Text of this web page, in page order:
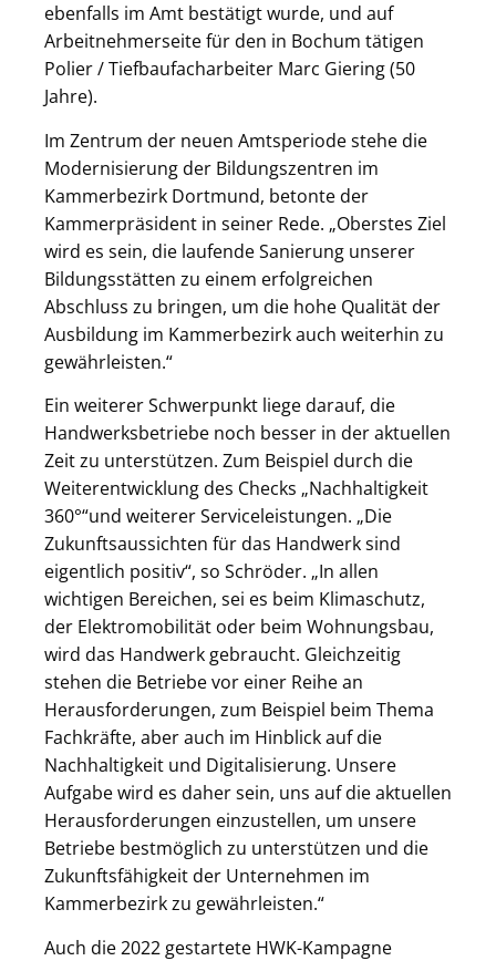
ebenfalls im Amt bestätigt wurde, und auf
Arbeitnehmerseite für den in Bochum tätigen
Polier / Tiefbaufacharbeiter Marc Giering (50
Jahre).
Im Zentrum der neuen Amtsperiode stehe die
Modernisierung der Bildungszentren im
Kammerbezirk Dortmund, betonte der
Kammerpräsident in seiner Rede. „Oberstes Ziel
wird es sein, die laufende Sanierung unserer
Bildungsstätten zu einem erfolgreichen
Abschluss zu bringen, um die hohe Qualität der
Ausbildung im Kammerbezirk auch weiterhin zu
gewährleisten.“
Ein weiterer Schwerpunkt liege darauf, die
Handwerksbetriebe noch besser in der aktuellen
Zeit zu unterstützen. Zum Beispiel durch die
Weiterentwicklung des Checks „Nachhaltigkeit
360°“und weiterer Serviceleistungen. „Die
Zukunftsaussichten für das Handwerk sind
eigentlich positiv“, so Schröder. „In allen
wichtigen Bereichen, sei es beim Klimaschutz,
der Elektromobilität oder beim Wohnungsbau,
wird das Handwerk gebraucht. Gleichzeitig
stehen die Betriebe vor einer Reihe an
Herausforderungen, zum Beispiel beim Thema
Fachkräfte, aber auch im Hinblick auf die
Nachhaltigkeit und Digitalisierung. Unsere
Aufgabe wird es daher sein, uns auf die aktuellen
Herausforderungen einzustellen, um unsere
Betriebe bestmöglich zu unterstützen und die
Zukunftsfähigkeit der Unternehmen im
Kammerbezirk zu gewährleisten.“
Auch die 2022 gestartete HWK-Kampagne